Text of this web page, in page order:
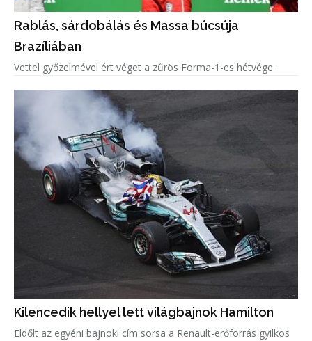
Rablás, sárdobálás és Massa búcsúja
Brazíliában
Vettel győzelmével ért véget a zűrös Forma-1-es hétvége.
Kilencedik hellyel lett világbajnok Hamilton
Eldőlt az egyéni bajnoki cím sorsa a Renault-erőforrás gyilkos